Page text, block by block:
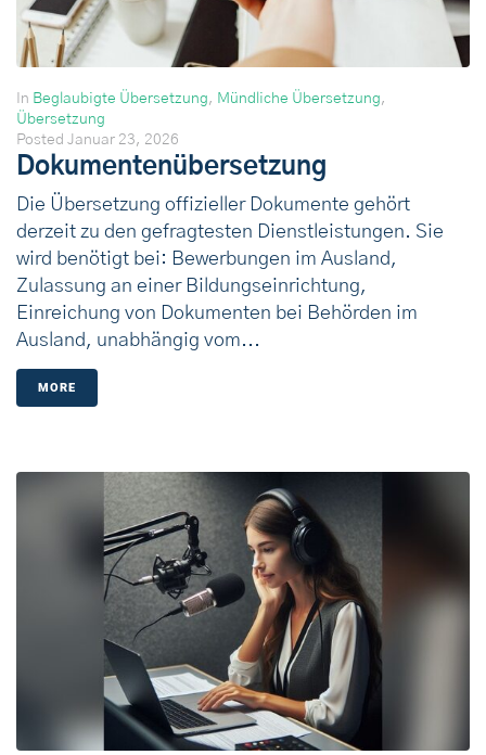
In Beglaubigte Übersetzung, Mündliche Übersetzung,
Übersetzung
Posted Januar 23, 2026
Dokumentenübersetzung
Die Übersetzung offizieller Dokumente gehört
derzeit zu den gefragtesten Dienstleistungen. Sie
wird benötigt bei: Bewerbungen im Ausland,
Zulassung an einer Bildungseinrichtung,
Einreichung von Dokumenten bei Behörden im
Ausland, unabhängig vom...
MORE